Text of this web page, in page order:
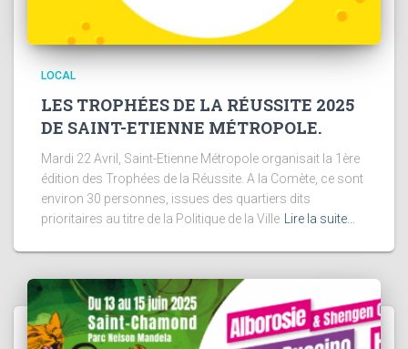
LOCAL
LES TROPHÉES DE LA RÉUSSITE 2025
DE SAINT-ETIENNE MÉTROPOLE.
Mardi 22 Avril, Saint-Etienne Métropole organisait la 1ère
édition des Trophées de la Réussite. A la Comète, ce sont
environ 30 personnes, issues des quartiers dits
prioritaires au titre de la Politique de la Ville Lire la suite…